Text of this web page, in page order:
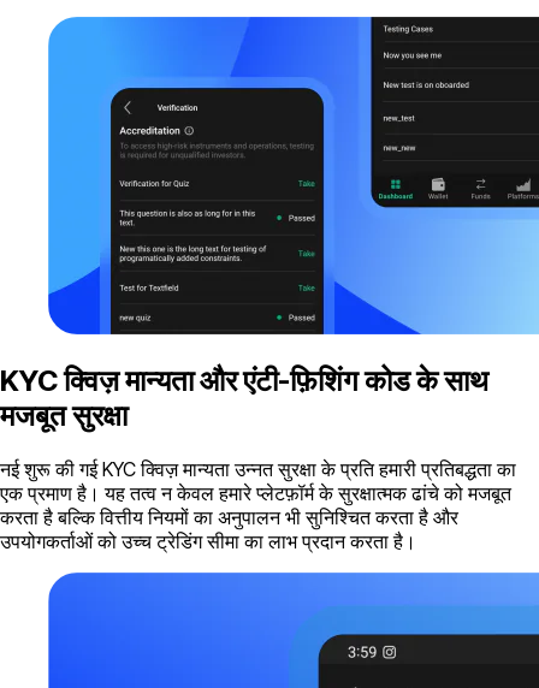
KYC क्विज़ मान्यता और एंटी-फ़िशिंग कोड के साथ
मजबूत सुरक्षा
नई शुरू की गई KYC क्विज़ मान्यता उन्नत सुरक्षा के प्रति हमारी प्रतिबद्धता का
एक प्रमाण है। यह तत्व न केवल हमारे प्लेटफ़ॉर्म के सुरक्षात्मक ढांचे को मजबूत
करता है बल्कि वित्तीय नियमों का अनुपालन भी सुनिश्चित करता है और
उपयोगकर्ताओं को उच्च ट्रेडिंग सीमा का लाभ प्रदान करता है।